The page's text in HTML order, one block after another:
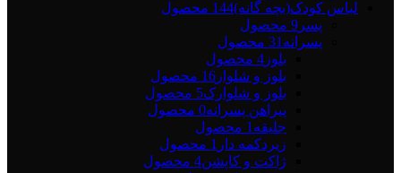
لباس کودک(بچه گانه)144 محصول
پسر 9 محصول
پسرانه 31 محصول
بلوز 4 محصول
بلوز و شلوار 16 محصول
بلوز و شلوارک5 محصول
پیراهن پسرانه0 محصول
جلیقه 1 محصول
زیردکمه دار 1 محصول
ژاکت و کاپشن4 محصول